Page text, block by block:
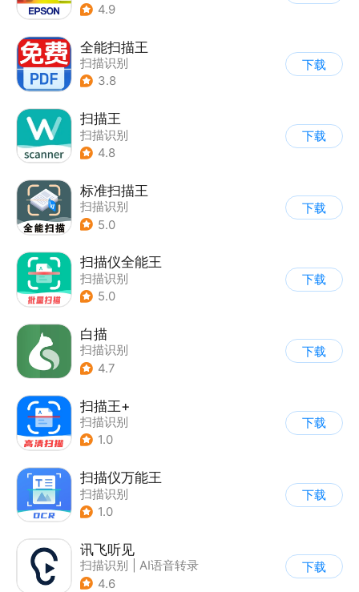
4.9
全能扫描王
扫描识别
3.8
下载
扫描王
扫描识别
4.8
下载
标准扫描王
扫描识别
5.0
下载
扫描仪全能王
扫描识别
5.0
下载
白描
扫描识别
4.7
下载
扫描王+
扫描识别
1.0
下载
扫描仪万能王
扫描识别
1.0
下载
讯飞听见
扫描识别
AI语音转录
4.6
下载